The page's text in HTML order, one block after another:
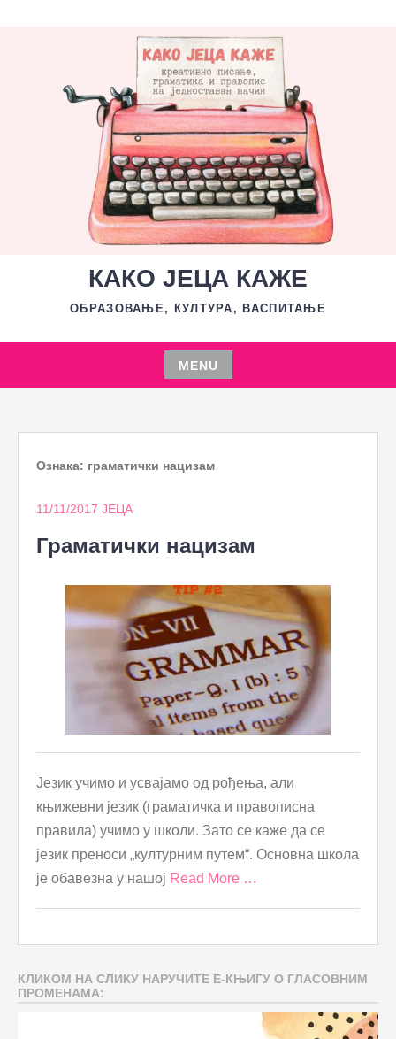
КАКО ЈЕЦА КАЖЕ
ОБРАЗОВАЊЕ, КУЛТУРА, ВАСПИТАЊЕ
MENU
Skip
content
Ознака: граматички нацизам
11/11/2017 ЈЕЦА
Граматички нацизам
Језик учимо и усвајамо од рођења, али
књижевни језик (граматичка и правописна
правила) учимо у школи. Зато се каже да се
језик преноси „културним путем“. Основна школа
је обавезна у нашој Read More …
КЛИКОМ НА СЛИКУ НАРУЧИТЕ Е-КЊИГУ О ГЛАСОВНИМ
ПРОМЕНАМА: